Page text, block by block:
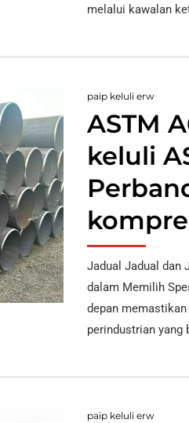
melalui kawalan
paip keluli erw
ASTM
keluli
Jadual Jadual dan
dalam Memilih
depan
perindustrian yang
paip keluli erw